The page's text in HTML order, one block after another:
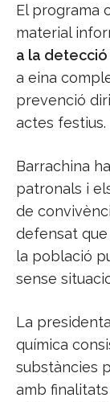
El programa
material
a la
a eina
prevenció
actes festius.
Barrachina
patronals i
de
defensat
la població
sense
La
química
substàncies
amb